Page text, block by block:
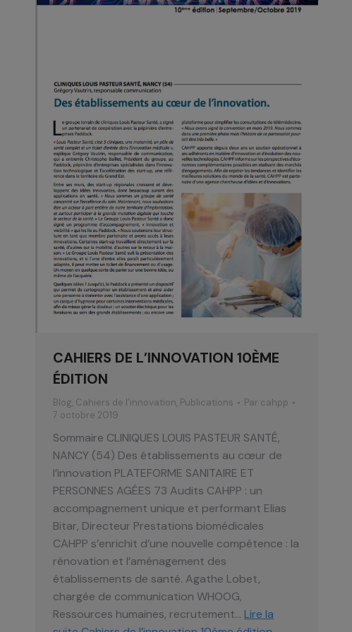
CAHIERS DE L’INNOVATION 10ÈME
ÉDITION
Blog, Cahiers de l’innovation, Publications Par cahpp
7 octobre 2019
Sommaire CLINIQUES LOUIS PASTEUR SANTÉ,
NANCY (54) Des établissements au cœur de
l’innovation PLATEFORME SANITAIRE ET
PERSONNES AGÉES 73 Audits CAHPP : un
accompagnement unique et performant Elias
Bitar, Directeur Prestations biomédicales
CAHPP s’enrichit d’une nouvelle compétence : la
rénovation et l’aménagement des
établissements de santé. Agathe Lobet,
chargée de communication WHOOG,
Ressources humaines, recrutement… Lire la